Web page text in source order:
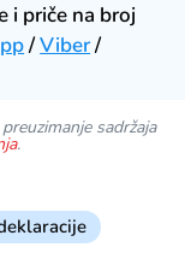
i priče na broj
/Viber/
sadržaja
.